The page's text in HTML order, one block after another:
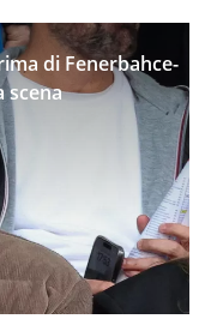
di Fenerbahce-
scena